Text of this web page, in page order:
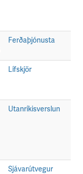
Ferðaþjónusta
Lífskjör
Utanríkisverslun
Sjávarútvegur